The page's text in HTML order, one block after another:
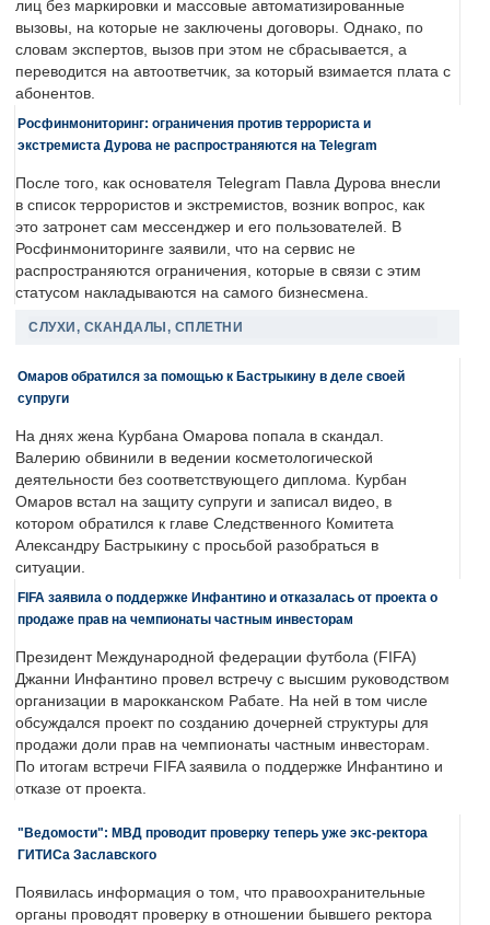
лиц без маркировки и массовые автоматизированные
вызовы, на которые не заключены договоры. Однако, по
словам экспертов, вызов при этом не сбрасывается, а
переводится на автоответчик, за который взимается плата с
абонентов.
Росфинмониторинг: ограничения против террориста и
экстремиста Дурова не распространяются на Telegram
После того, как основателя Telegram Павла Дурова внесли
в список террористов и экстремистов, возник вопрос, как
это затронет сам мессенджер и его пользователей. В
Росфинмониторинге заявили, что на сервис не
распространяются ограничения, которые в связи с этим
статусом накладываются на самого бизнесмена.
СЛУХИ, СКАНДАЛЫ, СПЛЕТНИ
Омаров обратился за помощью к Бастрыкину в деле своей
супруги
На днях жена Курбана Омарова попала в скандал.
Валерию обвинили в ведении косметологической
деятельности без соответствующего диплома. Курбан
Омаров встал на защиту супруги и записал видео, в
котором обратился к главе Следственного Комитета
Александру Бастрыкину с просьбой разобраться в
ситуации.
FIFA заявила о поддержке Инфантино и отказалась от проекта о
продаже прав на чемпионаты частным инвесторам
Президент Международной федерации футбола (FIFA)
Джанни Инфантино провел встречу с высшим руководством
организации в марокканском Рабате. На ней в том числе
обсуждался проект по созданию дочерней структуры для
продажи доли прав на чемпионаты частным инвесторам.
По итогам встречи FIFA заявила о поддержке Инфантино и
отказе от проекта.
"Ведомости": МВД проводит проверку теперь уже экс-ректора
ГИТИСа Заславского
Появилась информация о том, что правоохранительные
органы проводят проверку в отношении бывшего ректора